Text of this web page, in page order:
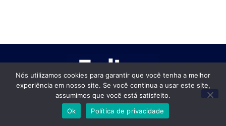
Empregos Brasil
Nós utilizamos cookies para garantir que você tenha a melhor
experiência em nosso site. Se você continua a usar este site,
assumimos que você está satisfeito.
Ok
Política de privacidade